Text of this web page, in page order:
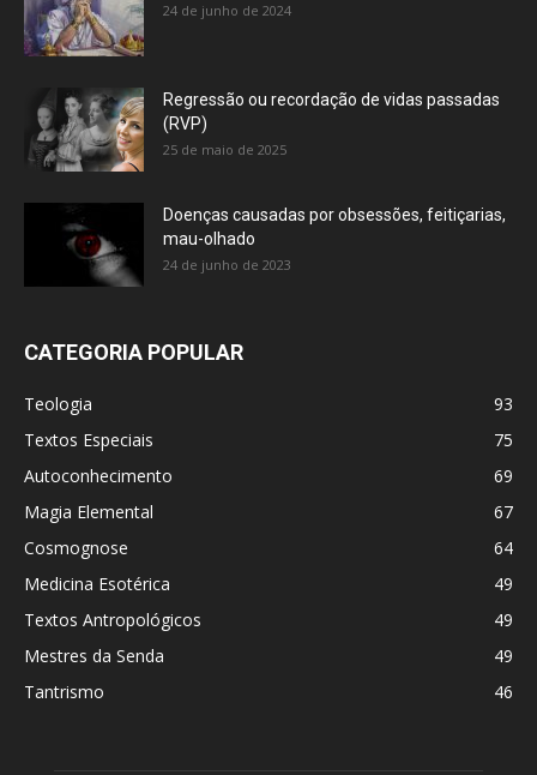
24 de junho de 2024
Regressão ou recordação de vidas passadas
(RVP)
25 de maio de 2025
Doenças causadas por obsessões, feitiçarias,
mau-olhado
24 de junho de 2023
CATEGORIA POPULAR
Teologia
93
Textos Especiais
75
Autoconhecimento
69
Magia Elemental
67
Cosmognose
64
Medicina Esotérica
49
Textos Antropológicos
49
Mestres da Senda
49
Tantrismo
46